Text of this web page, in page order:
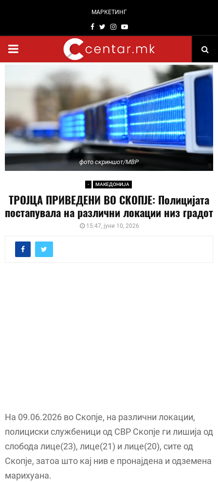
МАРКЕТИНГ
Facebook
TwitterInstagram
Youtube
PRIMARY
фото скриншот/МВР
- МАКЕДОНИЈА
ТРОЈЦА ПРИВЕДЕНИ ВО СКОПЈЕ: Полицијата
постапувала на различни локации низ градот
15:47, јуни 10, 2026
На 09.06.2026 во Скопје, на различни локации,
полициски службеници од СВР Скопје ги лишија од
слобода лице(23), лице(21) и лице(20), сите од
Скопје, затоа што кај нив е пронајдена и одземена
марихуана.